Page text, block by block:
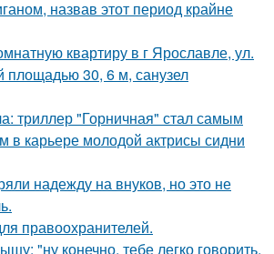
назвав этот период крайне
квартиру в г Ярославле, ул.
площадью 30, 6 м, санузел
триллер "Горничная" стал самым
в карьере молодой актрисы сидни
надежду на внуков, но это не
правоохранителей.
"ну конечно, тебе легко говорить,